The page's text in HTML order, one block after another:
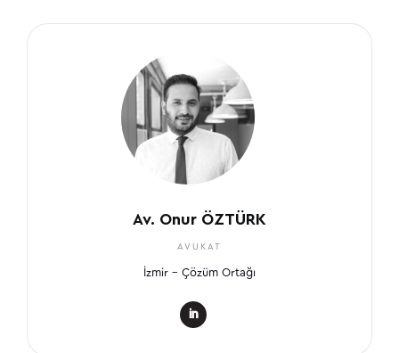
Av. Onur ÖZTÜRK
AVUKAT
İzmir – Çözüm Ortağı